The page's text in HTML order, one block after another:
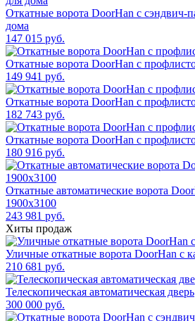
Откатные ворота DoorHan с сэндвич-
дома
147 015 руб.
Откатные ворота DoorHan с
149 941 руб.
Откатные ворота DoorHan с
182 743 руб.
Откатные ворота DoorHan с
180 916 руб.
Откатные автоматические ворота
1900x3100
243 981 руб.
Хиты продаж
Уличные откатные ворота DoorHan с
210 681 руб.
Телескопическая автоматическая дверь
300 000 руб.